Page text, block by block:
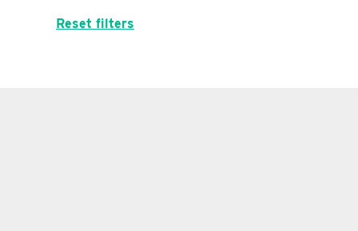
Reset filters